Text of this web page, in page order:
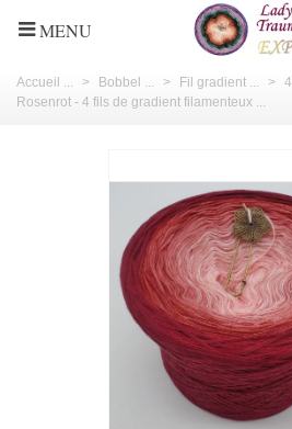
MENU
Accueil ... > Bobbel ... > Fil gradient ... >
Rosenrot - 4 fils de gradient filamenteux ...